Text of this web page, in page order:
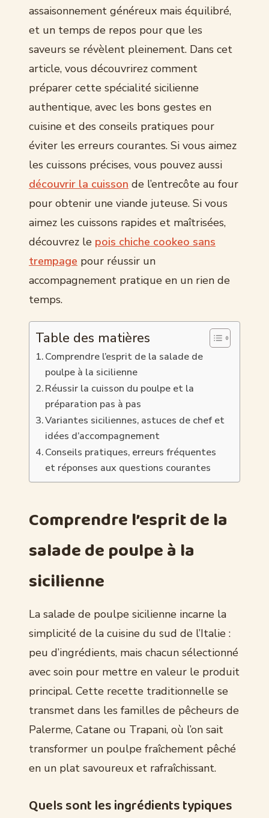
assaisonnement généreux mais équilibré,
et un temps de repos pour que les
saveurs se révèlent pleinement. Dans cet
article, vous découvrirez comment
préparer cette spécialité sicilienne
authentique, avec les bons gestes en
cuisine et des conseils pratiques pour
éviter les erreurs courantes. Si vous aimez
les cuissons précises, vous pouvez aussi
découvrir la cuisson de l’entrecôte au four
pour obtenir une viande juteuse. Si vous
aimez les cuissons rapides et maîtrisées,
découvrez le pois chiche cookeo sans
trempage pour réussir un
accompagnement pratique en un rien de
temps.
Table des matières
Comprendre l’esprit de la salade de
poulpe à la sicilienne
Réussir la cuisson du poulpe et la
préparation pas à pas
Variantes siciliennes, astuces de chef et
idées d’accompagnement
Conseils pratiques, erreurs fréquentes
et réponses aux questions courantes
Comprendre l’esprit de la
salade de poulpe à la
sicilienne
La salade de poulpe sicilienne incarne la
simplicité de la cuisine du sud de l’Italie :
peu d’ingrédients, mais chacun sélectionné
avec soin pour mettre en valeur le produit
principal. Cette recette traditionnelle se
transmet dans les familles de pêcheurs de
Palerme, Catane ou Trapani, où l’on sait
transformer un poulpe fraîchement pêché
en un plat savoureux et rafraîchissant.
Quels sont les ingrédients typiques